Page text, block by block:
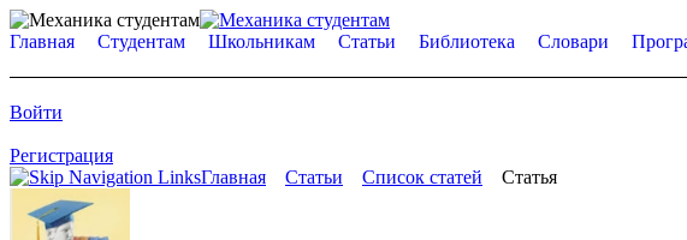
Главная Студентам Школьникам Статьи Библиотека Словари
Войти
Регистрация
Главная
Статьи Список статей Статья